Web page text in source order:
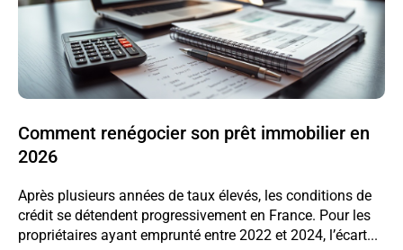
Comment renégocier son prêt immobilier en
2026
Après plusieurs années de taux élevés, les conditions de
crédit se détendent progressivement en France. Pour les
propriétaires ayant emprunté entre 2022 et 2024, l’écart...